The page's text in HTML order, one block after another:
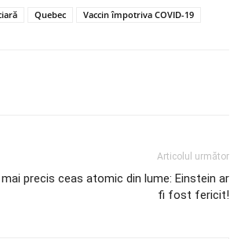
Quebec Vaccin împotriva COVID-19
Articolul următor
mai precis ceas atomic din lume: Einstein ar
fi fost fericit!